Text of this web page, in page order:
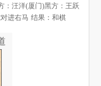
：汪洋(厦门)黑方：王跃
进右马 结果：和棋